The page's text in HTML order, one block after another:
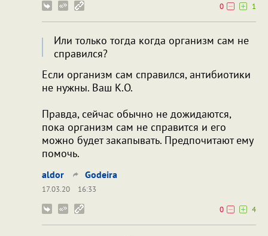
0
1
Или только тогда когда организм сам не
справился?
Если организм сам справился, антибиотики
не нужны. Ваш К.О.
Правда, сейчас обычно не дожидаются,
пока организм сам не справится и его
можно будет закапывать. Предпочитают ему
помочь.
aldor Godeira
17.03.20
16:33
0
4